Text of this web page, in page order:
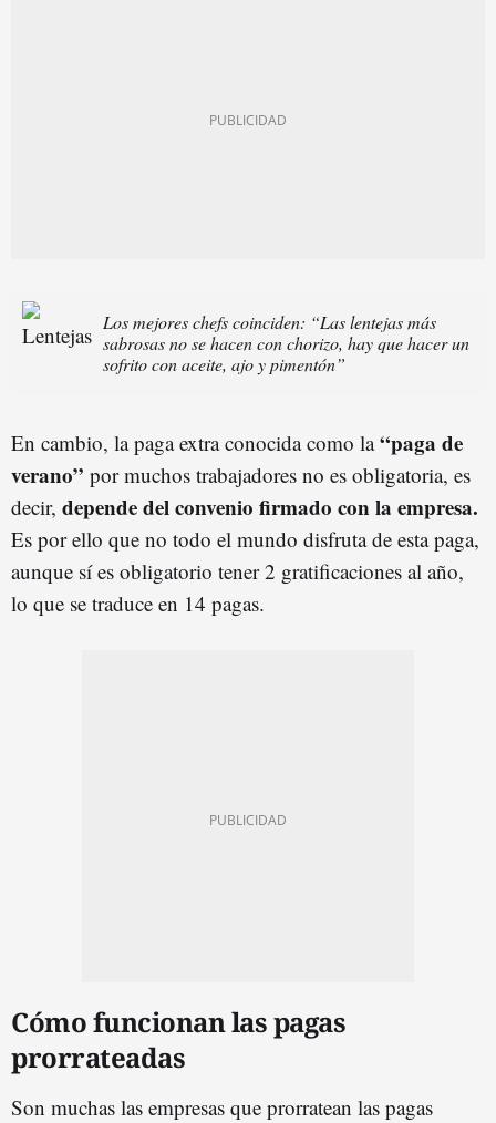
Los mejores chefs coinciden: “Las lentejas más
sabrosas no se hacen con chorizo, hay que hacer un
sofrito con aceite, ajo y pimentón”
En cambio, la paga extra conocida como la“paga de
verano” por muchos trabajadores no es obligatoria, es
decir, depende del convenio firmado con la empresa.
Es por ello que no todo el mundo disfruta de esta paga,
aunque sí es obligatorio tener 2 gratificaciones al año,
lo que se traduce en 14 pagas.
Cómo funcionan las pagas
prorrateadas
Son muchas las empresas que prorratean las pagas